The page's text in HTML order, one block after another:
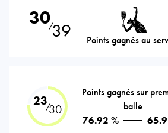
30⁄39 Points gagnés au
23⁄30
Points gagnés sur
balle
76.92 %